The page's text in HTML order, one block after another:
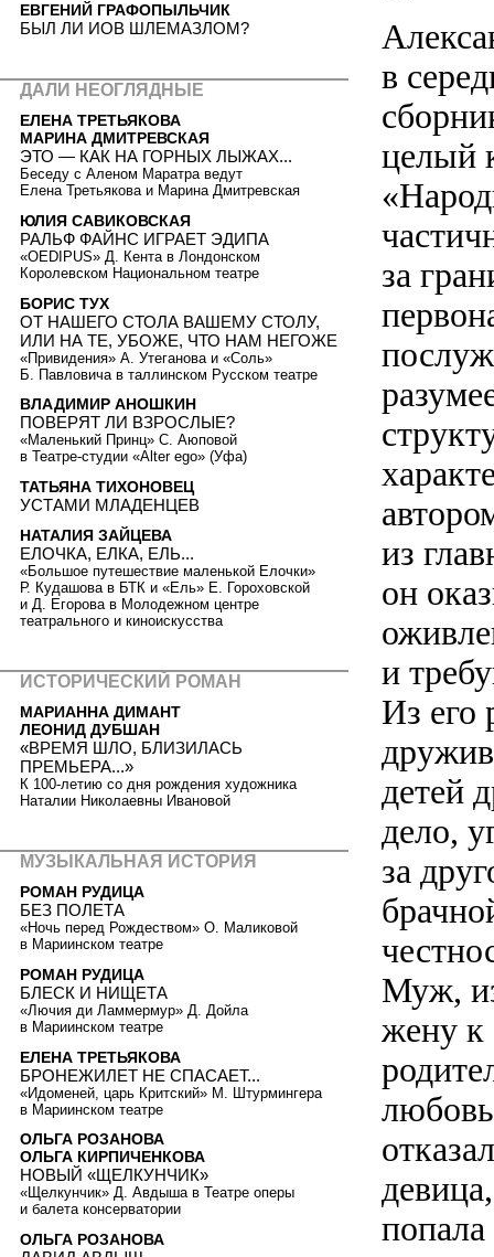
в
целый
за
из
он
и
Из его
детей
дело,
за
Муж,
жену к
любовь
ЕВГЕНИЙ ГРАФОПЫЛЬЧИК
БЫЛ ЛИ ИОВ ШЛЕМАЗЛОМ?
ДАЛИ НЕОГЛЯДНЫЕ
ЕЛЕНА ТРЕТЬЯКОВА
МАРИНА ДМИТРЕВСКАЯ
ЭТО — КАК НА ГОРНЫХ ЛЫЖАХ...
Беседу с Аленом Маратра ведут
Елена Третьякова и Марина Дмитревская
ЮЛИЯ САВИКОВСКАЯ
РАЛЬФ ФАЙНС ИГРАЕТ ЭДИПА
«OEDIPUS» Д. Кента в Лондонском
Королевском Национальном театре
БОРИС ТУХ
ОТ НАШЕГО СТОЛА ВАШЕМУ СТОЛУ,
ИЛИ НА ТЕ, УБОЖЕ, ЧТО НАМ НЕГОЖЕ
«Привидения» А. Утеганова и «Соль»
Б. Павловича в таллинском Русском театре
ВЛАДИМИР АНОШКИН
ПОВЕРЯТ ЛИ ВЗРОСЛЫЕ?
«Маленький Принц» С. Аюповой
в Театре-студии «Alter ego» (Уфа)
ТАТЬЯНА ТИХОНОВЕЦ
УСТАМИ МЛАДЕНЦЕВ
НАТАЛИЯ ЗАЙЦЕВА
ЕЛОЧКА, ЕЛКА, ЕЛЬ...
«Большое путешествие маленькой Елочки»
Р. Кудашова в БТК и «Ель» Е. Гороховской
и Д. Егорова в Молодежном центре
театрального и киноискусства
ИСТОРИЧЕСКИЙ РОМАН
МАРИАННА ДИМАНТ
ЛЕОНИД ДУБШАН
«ВРЕМЯ ШЛО, БЛИЗИЛАСЬ
ПРЕМЬЕРА...»
К 100-летию со дня рождения художника
Наталии Николаевны Ивановой
МУЗЫКАЛЬНАЯ ИСТОРИЯ
РОМАН РУДИЦА
БЕЗ ПОЛЕТА
«Ночь перед Рождеством» О. Маликовой
в Мариинском театре
РОМАН РУДИЦА
БЛЕСК И НИЩЕТА
«Лючия ди Ламмермур» Д. Дойла
в Мариинском театре
ЕЛЕНА ТРЕТЬЯКОВА
БРОНЕЖИЛЕТ НЕ СПАСАЕТ...
«Идоменей, царь Критский» М. Штурмингера
в Мариинском театре
ОЛЬГА РОЗАНОВА
ОЛЬГА КИРПИЧЕНКОВА
НОВЫЙ «ЩЕЛКУНЧИК»
«Щелкунчик» Д. Авдыша в Театре оперы
и балета консерватории
ОЛЬГА РОЗАНОВА